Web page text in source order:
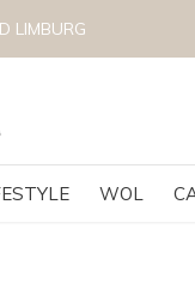
WOL
LIMBURG